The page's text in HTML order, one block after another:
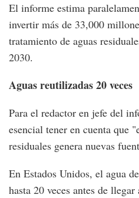
El informe estima
invertir más de 33,000
tratamiento de aguas
2030.
Aguas reutilizadas 20 veces
Para el redactor en jefe del
esencial tener en cuenta que
residuales genera nuevas
En Estados Unidos, el agua
hasta 20 veces antes de llegar